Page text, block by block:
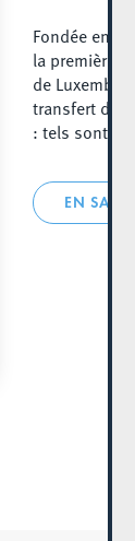
Fondée en
la première
de
transfert de
: tels sont
EN